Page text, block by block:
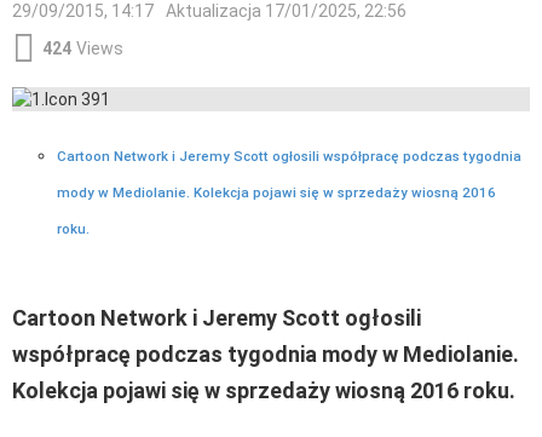
29/09/2015, 14:17
Aktualizacja 17/01/2025, 22:56
424 Views
Cartoon Network i Jeremy Scott ogłosili współpracę podczas tygodnia
mody w Mediolanie. Kolekcja pojawi się w sprzedaży wiosną 2016
roku.
Cartoon Network i Jeremy Scott ogłosili
współpracę podczas tygodnia mody w Mediolanie.
Kolekcja pojawi się w sprzedaży wiosną 2016 roku.